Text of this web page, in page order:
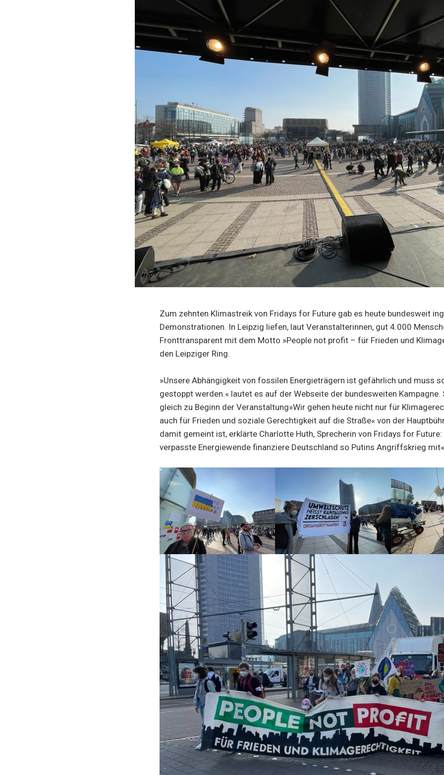
Zum zehnten Klimastreik von Fridays for Future gab es heute bundesweit
Demonstrationen. In Leipzig liefen, laut Veranstalterinnen, gut 4.000
Fronttransparent mit dem Motto »People not profit – für Frieden und
den Leipziger Ring.
»Unsere Abhängigkeit von fossilen Energieträgern ist gefährlich und muss
gestoppt werden.« lautet es auf der Webseite der bundesweiten Kampagne.
gleich zu Beginn der Veranstaltung»Wir gehen heute nicht nur für
auch für Frieden und soziale Gerechtigkeit auf die Straße« von der
damit gemeint ist, erklärte Charlotte Huth, Sprecherin von Fridays for Future:
verpasste Energiewende finanziere Deutschland so Putins Angriffskrieg